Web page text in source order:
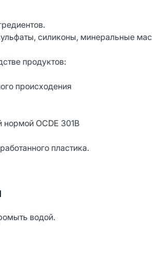
силиконы, минеральные
продуктов:
происходения
OCDE 301B
пластика.
водой.